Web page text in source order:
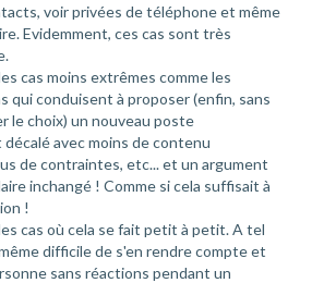
voir privées de téléphone et même
Evidemment, ces cas sont très
cas moins extrêmes comme les
qui conduisent à proposer (enfin, sans
le choix) un nouveau poste
avec moins de contenu
de contraintes, etc... et un argument
inchangé ! Comme si cela suffisait à
!
cas où cela se fait petit à petit. A tel
difficile de s'en rendre compte et
sans réactions pendant un